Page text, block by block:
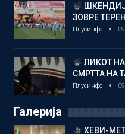
ЗОВРЕ
Плусинфо
ЛИКОТ
СМРТТА НА
Плусинфо
Галерија
ХЕВИ-